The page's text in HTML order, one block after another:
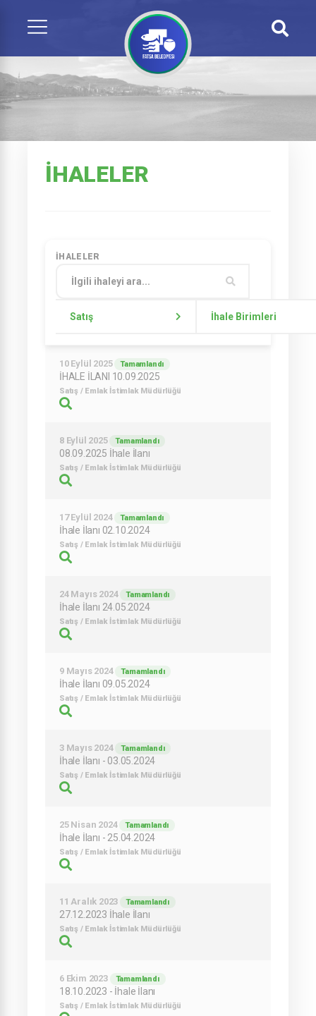
İHALELER
İHALELER
Satış İhale Birimleri
10 Eylül 2025 Tamamlandı
İHALE İLANI 10.09.2025
Satış / Emlak İstimlak Müdürlüğü
8 Eylül 2025 Tamamlandı
08.09.2025 İhale İlanı
Satış / Emlak İstimlak Müdürlüğü
17 Eylül 2024 Tamamlandı
İhale İlanı 02.10.2024
Satış / Emlak İstimlak Müdürlüğü
24 Mayıs 2024 Tamamlandı
İhale İlanı 24.05.2024
Satış / Emlak İstimlak Müdürlüğü
9 Mayıs 2024 Tamamlandı
İhale İlanı 09.05.2024
Satış / Emlak İstimlak Müdürlüğü
3 Mayıs 2024 Tamamlandı
İhale İlanı - 03.05.2024
Satış / Emlak İstimlak Müdürlüğü
25 Nisan 2024 Tamamlandı
İhale İlanı - 25.04.2024
Satış / Emlak İstimlak Müdürlüğü
11 Aralık 2023 Tamamlandı
27.12.2023 İhale İlanı
Satış / Emlak İstimlak Müdürlüğü
6 Ekim 2023 Tamamlandı
18.10.2023 - İhale İlanı
Satış / Emlak İstimlak Müdürlüğü